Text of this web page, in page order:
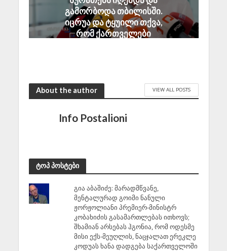
გამორბოდა თბილისში.
იცრუა და ტყუილი თქვა,
რომ ქართველები
About the author VIEW ALL POSTS
Info Postalioni
ტოპ პოსტები
გია აბაშიძე: მარადმწვანე,
მენტალურად გოიმი ნანული
ჟორჟოლიანი პრემიერ-მინისტრ
კობახიძის გასამართლებას ითხოვს;
შხამიან არსებას ჰგონია, რომ ოდესმე
მისი ექს-მეუღლის, ნაცჯალათ ერეკლე
კოდუას ხანა დადგება საქართველოში